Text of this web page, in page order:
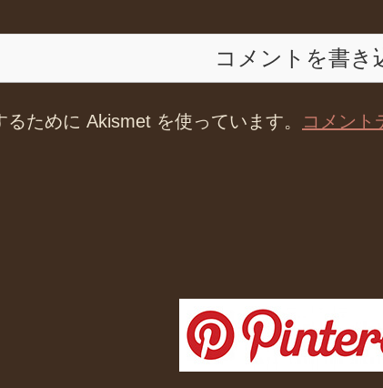
コメントを書き
ために Akismet を使っています。 コメント